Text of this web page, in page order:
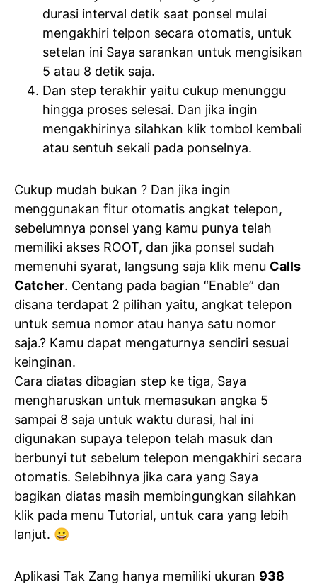
durasi interval detik saat ponsel mulai
mengakhiri telpon secara otomatis, untuk
setelan ini Saya sarankan untuk mengisikan
5 atau 8 detik saja.
Dan step terakhir yaitu cukup menunggu
hingga proses selesai. Dan jika ingin
mengakhirinya silahkan klik tombol kembali
atau sentuh sekali pada ponselnya.
Cukup mudah bukan ? Dan jika ingin
menggunakan fitur otomatis angkat telepon,
sebelumnya ponsel yang kamu punya telah
memiliki akses ROOT, dan jika ponsel sudah
memenuhi syarat, langsung saja klik menu Calls
Catcher. Centang pada bagian “Enable” dan
disana terdapat 2 pilihan yaitu, angkat telepon
untuk semua nomor atau hanya satu nomor
saja.? Kamu dapat mengaturnya sendiri sesuai
keinginan.
Cara diatas dibagian step ke tiga, Saya
mengharuskan untuk memasukan angka 5
sampai 8 saja untuk waktu durasi, hal ini
digunakan supaya telepon telah masuk dan
berbunyi tut sebelum telepon mengakhiri secara
otomatis. Selebihnya jika cara yang Saya
bagikan diatas masih membingungkan silahkan
klik pada menu Tutorial, untuk cara yang lebih
lanjut. 😀
Aplikasi Tak Zang hanya memiliki ukuran 938